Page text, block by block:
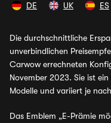
DE UK ES
Die durchschnittliche
unverbindlichen
Carwow errechneten
November 2023. Sie ist
Modelle und variiert je
Das Emblem „E-Prämie